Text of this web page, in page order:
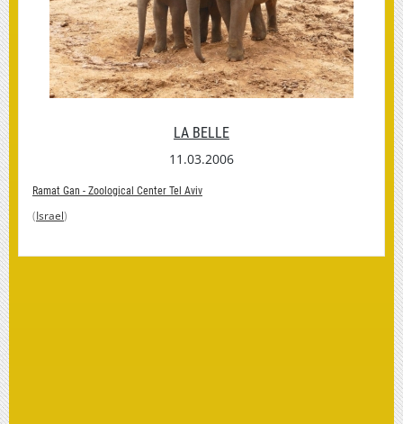
LA BELLE
11.03.2006
Ramat Gan - Zoological Center Tel Aviv
(Israel)